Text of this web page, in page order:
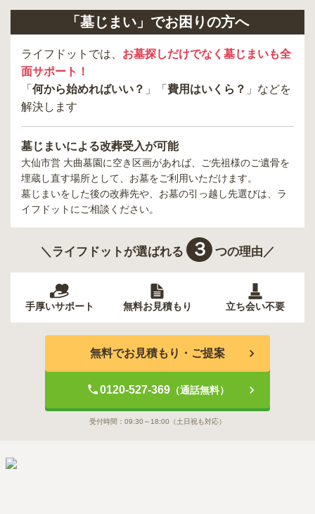
「墓じまい」でお困りの方へ
ライフドットでは、 お墓探しだけでなく墓じまいも全
面サポート！
「 何から始めればいい？ 」「 費用はいくら？ 」などを
解決します
墓じまいによる改葬受入が可能
大仙市営 大曲墓園に空き区画があれば、ご先祖様のご遺骨を
埋蔵し直す場所として、お墓をご利用いただけます。
墓じまいをした後の改葬先や、お墓の引っ越し先選びは、ラ
イフドットにご相談ください。
＼ライフドットが選ばれる ３ つの理由／
手厚いサポート 無料お見積もり 立ち会い不要
無料でお見積もり・ご提案
0120-527-369（通話無料）
受付時間： 09:30～18:00 （土日祝も対応）